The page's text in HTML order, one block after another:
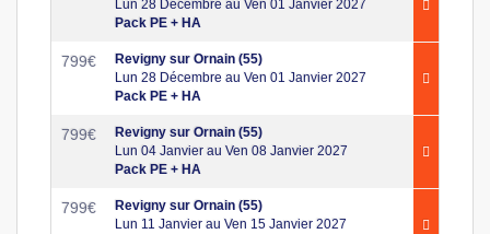
Lun 28 Décembre au Ven 01 Janvier 2027
Pack PE + HA
799€
Revigny sur Ornain (55)
Lun 28 Décembre au Ven 01 Janvier 2027
Pack PE + HA
799€
Revigny sur Ornain (55)
Lun 04 Janvier au Ven 08 Janvier 2027
Pack PE + HA
799€
Revigny sur Ornain (55)
Lun 11 Janvier au Ven 15 Janvier 2027